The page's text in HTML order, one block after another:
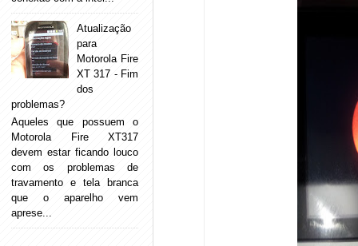
Atualização
para
Motorola Fire
XT 317 - Fim
dos
problemas?
Aqueles que possuem o
Motorola Fire XT317
devem estar ficando louco
com os problemas de
travamento e tela branca
que o aparelho vem
aprese...